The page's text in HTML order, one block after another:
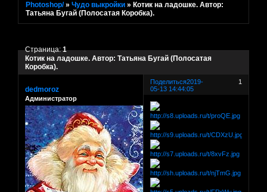
Photoshop/ »Чудо выкройки » Котик на ладошке. Автор:
Татьяна Бугай (Полосатая Коробка).
Котик на ладошке. Автор: Татьяна Бугай (Полосатая
Коробка).
Страница:1
Поделиться 1
2019-
05-13 14:44:05
dedmoroz
Администратор